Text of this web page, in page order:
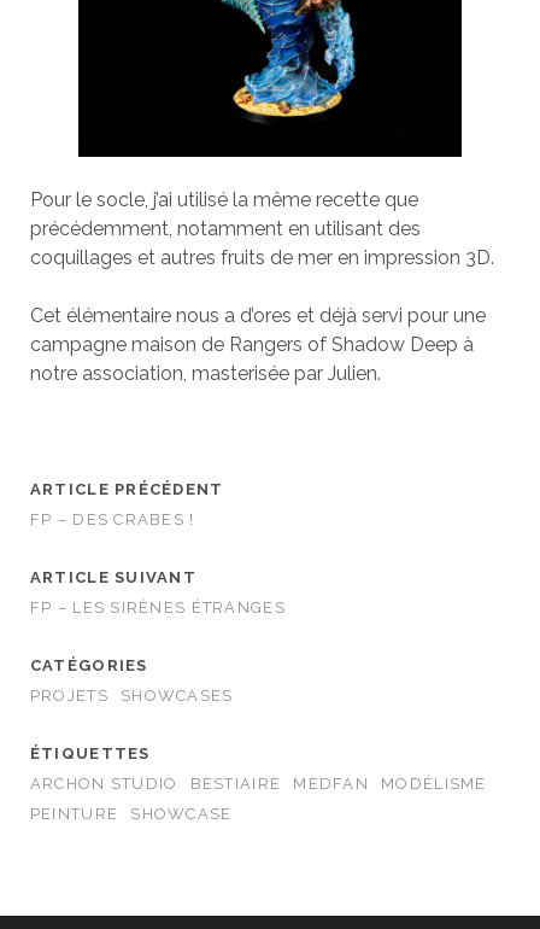
Pour le socle, j’ai utilisé la même recette que
précédemment, notamment en utilisant des
coquillages et autres fruits de mer en impression 3D.
Cet élémentaire nous a d’ores et déjà servi pour une
campagne maison de Rangers of Shadow Deep à
notre association, masterisée par Julien.
ARTICLE PRÉCÉDENT
FP – DES CRABES !
ARTICLE SUIVANT
FP – LES SIRÈNES ÉTRANGES
CATÉGORIES
PROJETS
SHOWCASES
ÉTIQUETTES
ARCHON STUDIO
BESTIAIRE MEDFAN
MODÉLISME
PEINTURE
SHOWCASE